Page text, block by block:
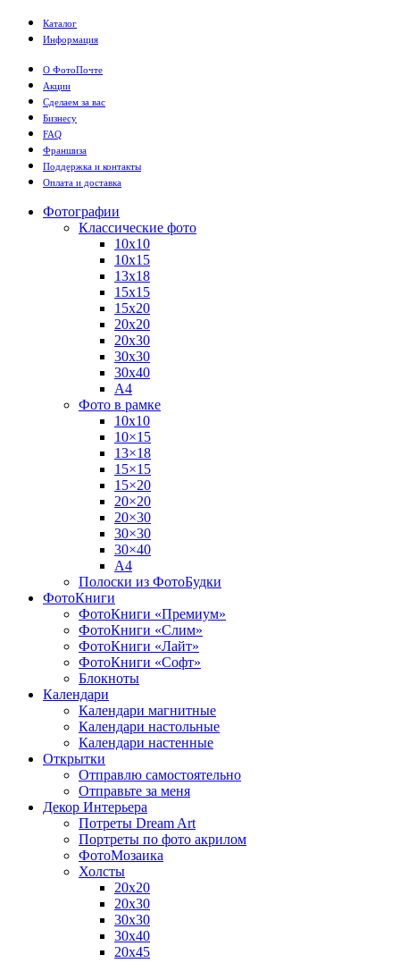
Каталог
Информация
О ФотоПочте
Акции
Сделаем за вас
Бизнесу
FAQ
Франшиза
Поддержка и контакты
Оплата и доставка
Фотографии
Классические фото
10х10
10х15
13х18
15х15
15х20
20х20
20х30
30х30
30х40
А4
Фото в рамке
10х10
10×15
13×18
15×15
15×20
20×20
20×30
30×30
30×40
A4
Полоски из ФотоБудки
ФотоКниги
ФотоКниги «Премиум»
ФотоКниги «Слим»
ФотоКниги «Лайт»
ФотоКниги «Софт»
Блокноты
Календари
Календари магнитные
Календари настольные
Календари настенные
Открытки
Отправлю самостоятельно
Отправьте за меня
Декор Интерьера
Потреты Dream Art
Портреты по фото акрилом
ФотоМозаика
Холсты
20х20
20х30
30х30
30х40
20х45